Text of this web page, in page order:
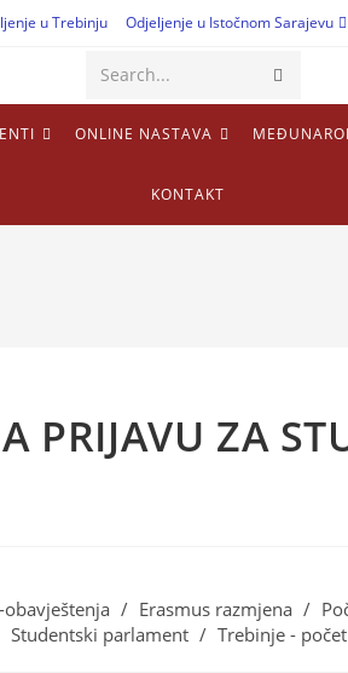
u Trebinju Odjeljenje u Istočnom Sarajevu
Search...
ONLINE NASTAVA
KONTAKT
PRIJAVU ZA
/ Erasmus razmjena /
Studentski parlament / Trebinje -